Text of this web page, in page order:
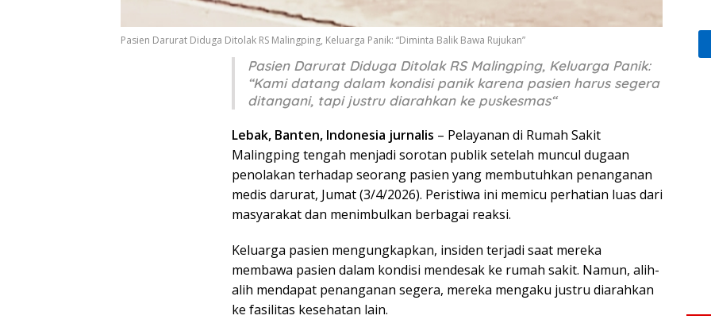
Pasien Darurat Diduga Ditolak RS Malingping, Keluarga Panik: “Diminta Balik Bawa Rujukan”
Pasien Darurat Diduga Ditolak RS Malingping, Keluarga Panik:
“Kami datang dalam kondisi panik karena pasien harus segera
ditangani, tapi justru diarahkan ke puskesmas“
Lebak, Banten, Indonesia jurnalis – Pelayanan di Rumah Sakit
Malingping tengah menjadi sorotan publik setelah muncul dugaan
penolakan terhadap seorang pasien yang membutuhkan penanganan
medis darurat, Jumat (3/4/2026). Peristiwa ini memicu perhatian luas dari
masyarakat dan menimbulkan berbagai reaksi.
Keluarga pasien mengungkapkan, insiden terjadi saat mereka
membawa pasien dalam kondisi mendesak ke rumah sakit. Namun, alih-
alih mendapat penanganan segera, mereka mengaku justru diarahkan
ke fasilitas kesehatan lain.